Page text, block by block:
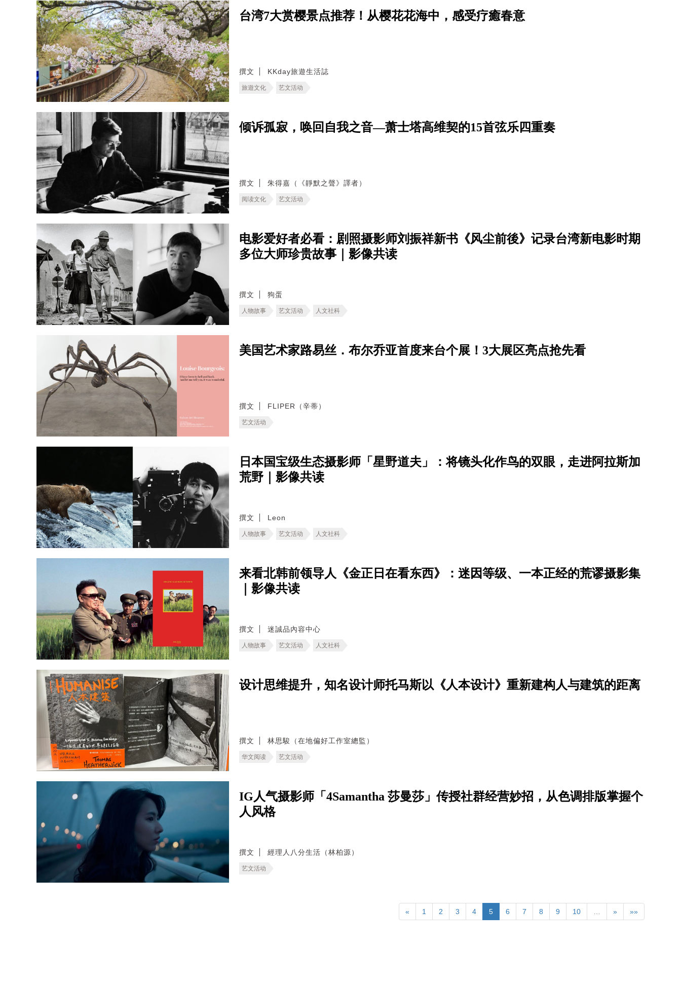
台湾7大赏樱景点推荐！从樱花花海中，感受疗癒春意
撰文 KKday旅遊生活誌
旅遊文化 艺文活动
倾诉孤寂，唤回自我之音—萧士塔高维契的15首弦乐四重奏
撰文 朱得嘉（《靜默之聲》譯者）
阅读文化 艺文活动
电影爱好者必看：剧照摄影师刘振祥新书《风尘前後》记录台湾新电影时期
多位大师珍贵故事｜影像共读
撰文 狗蛋
人物故事 艺文活动 人文社科
美国艺术家路易丝．布尔乔亚首度来台个展！3大展区亮点抢先看
撰文 FLIPER（辛蒂）
艺文活动
日本国宝级生态摄影师「星野道夫」：将镜头化作鸟的双眼，走进阿拉斯加
荒野｜影像共读
撰文 Leon
人物故事 艺文活动 人文社科
来看北韩前领导人《金正日在看东西》：迷因等级、一本正经的荒谬摄影集
｜影像共读
撰文 迷誠品內容中心
人物故事 艺文活动 人文社科
设计思维提升，知名设计师托马斯以《人本设计》重新建构人与建筑的距离
撰文 林思駿（在地偏好工作室總監）
华文阅读 艺文活动
IG人气摄影师「4Samantha 莎曼莎」传授社群经营妙招，从色调排版掌握个
人风格
撰文 經理人八分生活（林柏源）
艺文活动
« 1 2 3 4 5 6 7 8 9 10 … » »»